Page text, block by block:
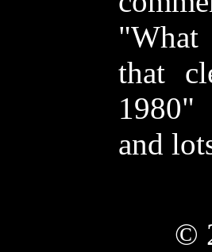
that
1980"
and
©